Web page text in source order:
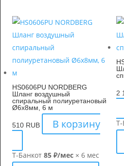
HS0606PU NORDBERG
Шланг воздушный
спиральный полиуретановый
Ø6х8мм, 6 м
510 RUB В корзину
Т-Банкот 85 ₽/мес × 6 мес
2